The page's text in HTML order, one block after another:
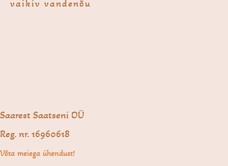
vaikiv vandenõu
Saarest Saatseni OÜ
Reg. nr. 16960618
Võta meiega ühendust!